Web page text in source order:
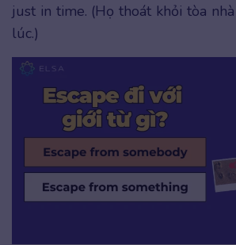
just in time. (Họ thoát khỏi tòa
lúc.)